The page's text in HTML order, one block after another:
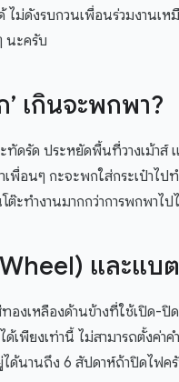
ม่ดังรบกวนเพื่อนร่วมงานเ
นะครับ
เกินจะพกพา?
ดรัด ประหยัดพื้นที่วางเม้าส์
พื่อนๆ กะจะพกใส่กระเป๋าไ
ต๊ะทำงานมากกว่าการพกพาไ
และแบต
งเหลืองด้านข้างที่ใช้เปิด-ปิ
เพียงเท่านี้ ไม่สามารถตั้งค่า
ด้นานถึง 6 สัปดาห์ถ้าปิดไฟค